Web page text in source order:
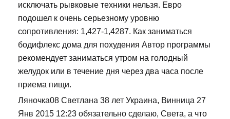
исключать рывковые техники нельзя. Евро
подошел к очень серьезному уровню
сопротивления: 1,427-1,4287. Как заниматься
бодифлекс дома для похудения Автор программы
рекомендует заниматься утром на голодный
желудок или в течение дня через два часа после
приема пищи.
Ляночка08 Светлана 38 лет Украина, Винница 27
Янв 2015 12:23 обязательно сделаю, Света, а что